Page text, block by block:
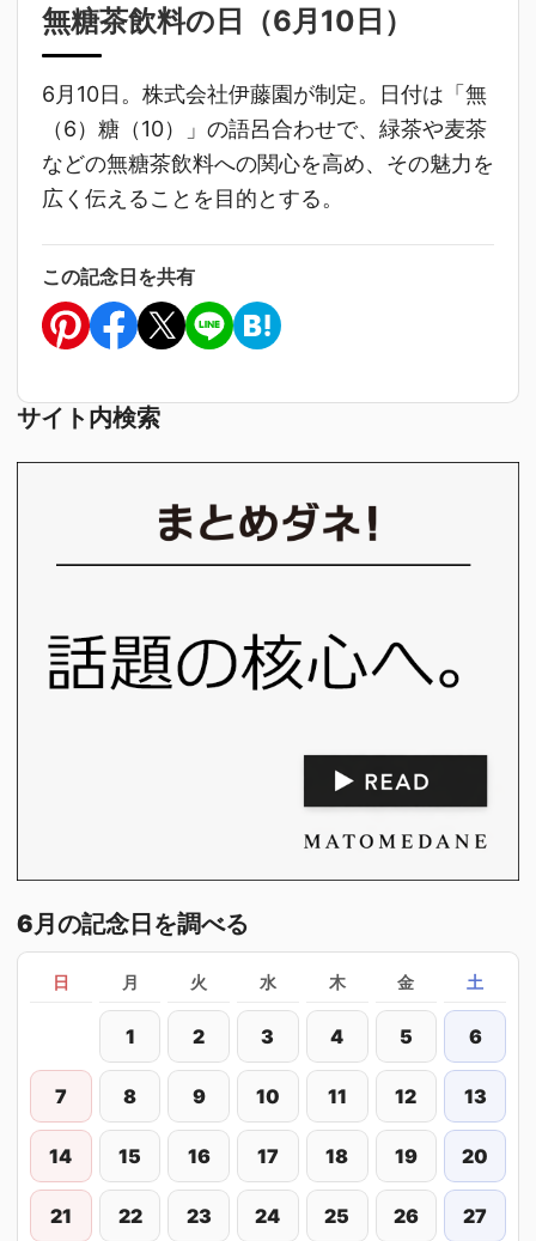
無糖茶飲料の日（6月10日 ）
6月10日。株式会社伊藤園が制定。日付は「無
（6）糖（10）」の語呂合わせで、緑茶や麦茶
などの無糖茶飲料への関心を高め、その魅力を
広く伝えることを目的とする。
この記念日を共有
サイト内検索
6月の記念日を調べる
日 月 火 水 木 金 土
1 2 3 4 5 6
7 8 9 10 11 12 13
14 15 16 17 18 19 20
21 22 23 24 25 26 27